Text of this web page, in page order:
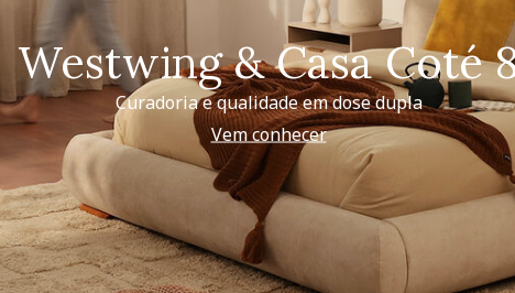
Westwing & Casa Coté
Curadoria e qualidade em dose dupla
Vem conhecer